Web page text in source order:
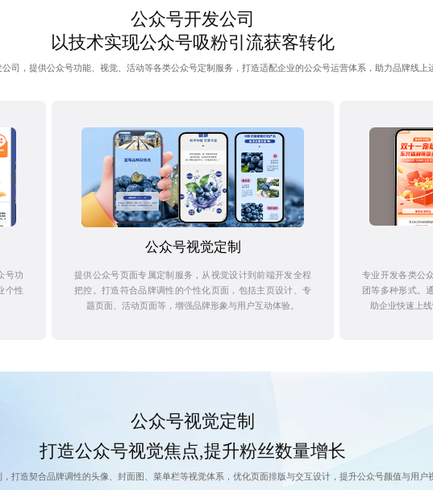
公众号开发公司
以技术实现公众号吸粉引流获客转化
司，提供公众号功能、视觉、活动等各类公众号定制服务，打造适配企业的公众号运营体系，助力品牌线上
号功
个性
公众号视觉定制
提供公众号页面专属定制服务，从视觉设计到前端开发全程
把控。打造符合品牌调性的个性化页面，包括主页设计、专
题页面、活动页面等，增强品牌形象与用户互动体验。
专业开发各类公
团等多种形式。
助企业快速上
公众号视觉定制
打造公众号视觉焦点,提升粉丝数量增长
打造契合品牌调性的头像、封面图、菜单栏等视觉体系，优化页面排版与交互设计，提升公众号颜值与用户